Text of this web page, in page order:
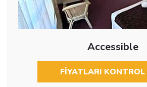
Accessible
FIYATLARI KONTROL